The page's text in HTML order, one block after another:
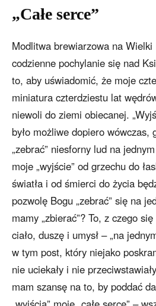
„Całe serce”
Modlitwa brewiarzowa na
codzienne pochylanie się nad
to, aby uświadomić, że moje
miniatura czterdziestu lat
niewoli do ziemi obiecanej.
było możliwe dopiero wówczas,
„zebrać” niesforny lud na
moje „wyjście” od grzechu do
światła i od śmierci do życia
pozwolę Bogu „zebrać” się na
mamy „zbierać”? To, z czego
ciało, duszę i umysł – „na
w tym post, który niejako
nie uciekały i nie
mam szansę na to, by poddać